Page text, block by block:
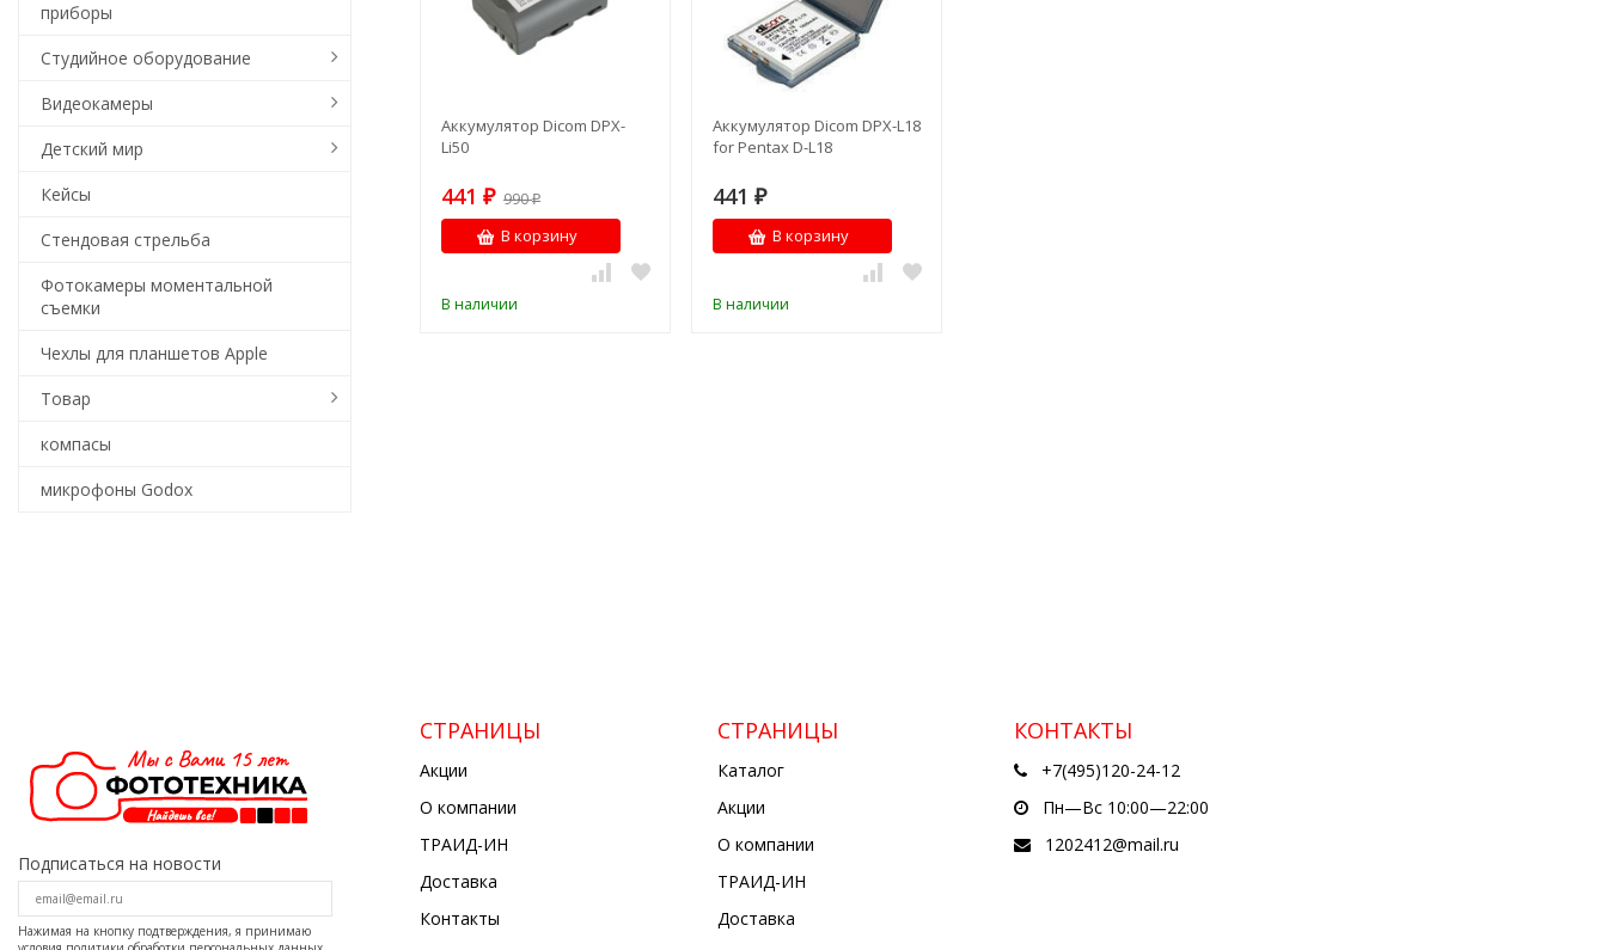
Аккумулятор Dicom DPX-
Li50
441 ₽ 990₽
В корзину
В наличии
Аккумулятор Dicom DPX-L18
for Pentax D-L18
441 ₽
В корзину
В наличии
приборы
Студийное оборудование
Видеокамеры
Детский мир
Кейсы
Стендовая стрельба
Фотокамеры моментальной
съемки
Чехлы для планшетов Apple
Товар
компасы
микрофоны Godox
Подписаться на новости
Нажимая на кнопку подтверждения, я принимаю
СТРАНИЦЫ
Акции
О компании
ТРАИД-ИН
Доставка
Контакты
СТРАНИЦЫ
Каталог
Акции
О компании
ТРАИД-ИН
Доставка
КОНТАКТЫ
+7(495)120-24-12
Пн—Вс 10:00—22:00
1202412@mail.ru